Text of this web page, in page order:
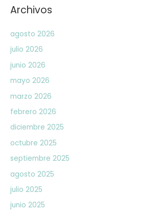
Archivos
agosto 2026
julio 2026
junio 2026
mayo 2026
marzo 2026
febrero 2026
diciembre 2025
octubre 2025
septiembre 2025
agosto 2025
julio 2025
junio 2025